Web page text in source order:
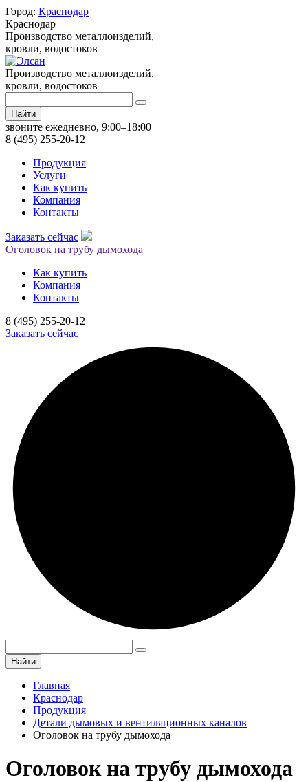
Город: Краснодар
Краснодар
Производство металлоизделий,
кровли, водостоков
Производство металлоизделий,
кровли, водостоков
Найти
звоните ежедневно, 9:00–18:00
8 (495) 255-20-12
Продукция
Услуги
Как купить
Компания
Контакты
Заказать сейчас
Оголовок на трубу дымохода
Как купить
Компания
Контакты
8 (495) 255-20-12
Заказать сейчас
Найти
Главная
Краснодар
Продукция
Детали дымовых и вентиляционных каналов
Оголовок на трубу дымохода
Оголовок на трубу дымохода